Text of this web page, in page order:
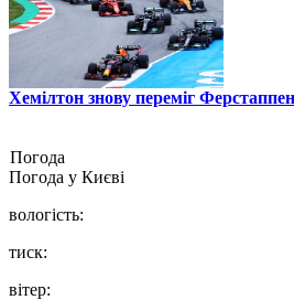
Хемілтон знову переміг
Погода
Погода у Києві
вологість:
тиск:
вітер: